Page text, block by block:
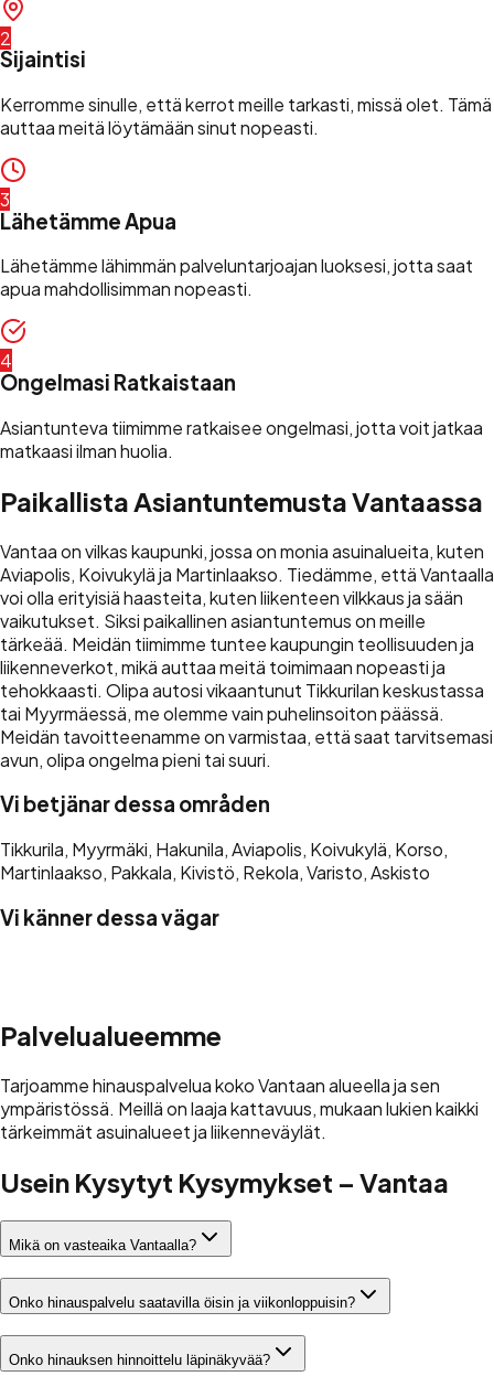
2
Sijaintisi
Kerromme sinulle, että kerrot meille tarkasti, missä olet. Tämä
auttaa meitä löytämään sinut nopeasti.
3
Lähetämme Apua
Lähetämme lähimmän palveluntarjoajan luoksesi, jotta saat
apua mahdollisimman nopeasti.
4
Ongelmasi Ratkaistaan
Asiantunteva tiimimme ratkaisee ongelmasi, jotta voit jatkaa
matkaasi ilman huolia.
Paikallista Asiantuntemusta Vantaassa
Vantaa on vilkas kaupunki, jossa on monia asuinalueita, kuten
Aviapolis, Koivukylä ja Martinlaakso. Tiedämme, että Vantaalla
voi olla erityisiä haasteita, kuten liikenteen vilkkaus ja sään
vaikutukset. Siksi paikallinen asiantuntemus on meille
tärkeää. Meidän tiimimme tuntee kaupungin teollisuuden ja
liikenneverkot, mikä auttaa meitä toimimaan nopeasti ja
tehokkaasti. Olipa autosi vikaantunut Tikkurilan keskustassa
tai Myyrmäessä, me olemme vain puhelinsoiton päässä.
Meidän tavoitteenamme on varmistaa, että saat tarvitsemasi
avun, olipa ongelma pieni tai suuri.
Vi betjänar dessa områden
Tikkurila, Myyrmäki, Hakunila, Aviapolis, Koivukylä, Korso,
Martinlaakso, Pakkala, Kivistö, Rekola, Varisto, Askisto
Vi känner dessa vägar
Palvelualueemme
Tarjoamme hinauspalvelua koko Vantaan alueella ja sen
ympäristössä. Meillä on laaja kattavuus, mukaan lukien kaikki
tärkeimmät asuinalueet ja liikenneväylät.
Usein Kysytyt Kysymykset – Vantaa
Mikä on vasteaika Vantaalla?
Onko hinauspalvelu saatavilla öisin ja viikonloppuisin?
Onko hinauksen hinnoittelu läpinäkyvää?